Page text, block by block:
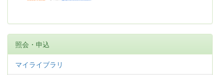
照会・申込
マイライブラリ